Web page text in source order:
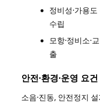
정비성·가용
수립
모항·정비소·
출
안전·환경·운영 요
소음·진동, 안전정지